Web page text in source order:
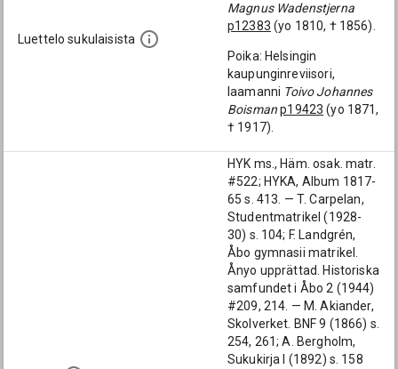
Luettelo sukulaisista
Magnus Wadenstjerna
p12383 (yo 1810, † 1856).
Poika: Helsingin
kaupunginreviisori,
laamanni Toivo Johannes
Boisman p19423 (yo 1871,
† 1917).
HYK ms., Häm. osak. matr.
#522; HYKA, Album 1817-
65 s. 413. — T. Carpelan,
Studentmatrikel (1928-
30) s. 104; F. Landgrén,
Åbo gymnasii matrikel.
Ånyo upprättad. Historiska
samfundet i Åbo 2 (1944)
#209, 214. — M. Akiander,
Skolverket. BNF 9 (1866) s.
254, 261; A. Bergholm,
Sukukirja I (1892) s. 158